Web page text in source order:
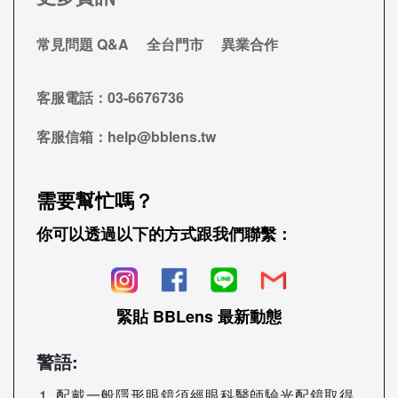
常見問題 Q&A 全台門市 異業合作
客服電話： 03-6676736
客服信箱： help@bblens.tw
需要幫忙嗎？
你可以透過以下的方式跟我們聯繫：
緊貼 BBLens 最新動態
警語: